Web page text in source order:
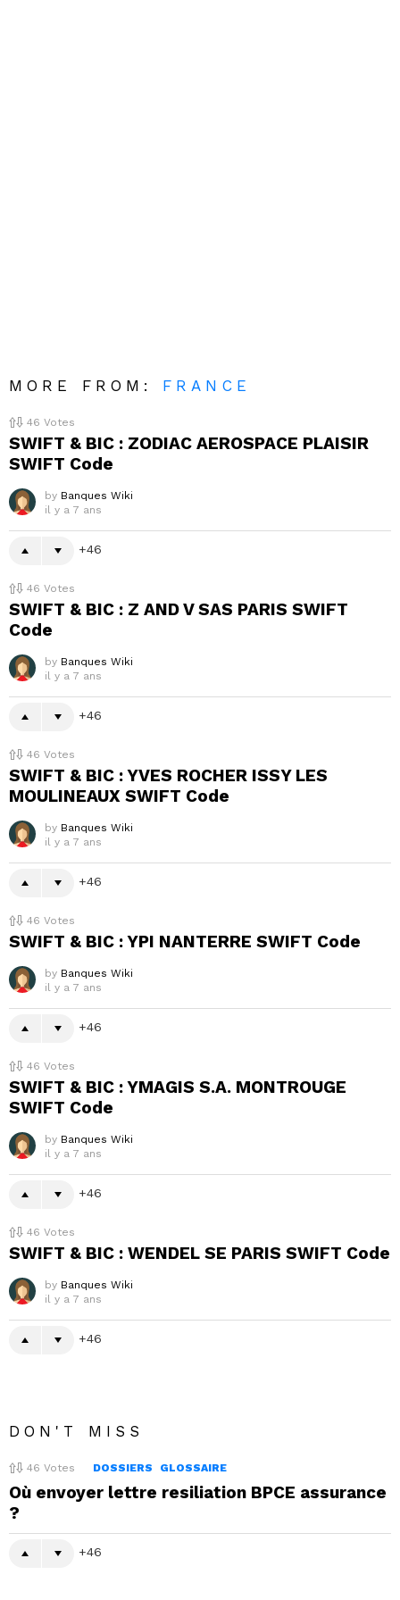
MORE FROM: FRANCE
46 Votes
SWIFT & BIC : ZODIAC AEROSPACE PLAISIR
SWIFT Code
by Banques Wiki
il y a 7 ans
46
46 Votes
SWIFT & BIC : Z AND V SAS PARIS SWIFT
Code
by Banques Wiki
il y a 7 ans
46
46 Votes
SWIFT & BIC : YVES ROCHER ISSY LES
MOULINEAUX SWIFT Code
by Banques Wiki
il y a 7 ans
46
46 Votes
SWIFT & BIC : YPI NANTERRE SWIFT Code
by Banques Wiki
il y a 7 ans
46
46 Votes
SWIFT & BIC : YMAGIS S.A. MONTROUGE
SWIFT Code
by Banques Wiki
il y a 7 ans
46
46 Votes
SWIFT & BIC : WENDEL SE PARIS SWIFT Code
by Banques Wiki
il y a 7 ans
46
DON'T MISS
46 Votes DOSSIERS GLOSSAIRE
Où envoyer lettre resiliation BPCE assurance
?
46